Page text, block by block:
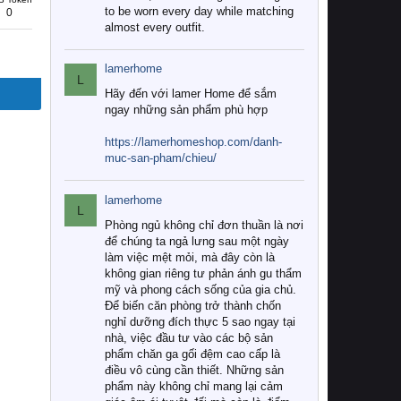
0
to be worn every day while matching
almost every outfit.
L
lamerhome
Hãy đến với lamer Home để sắm
ngay những sản phẩm phù hợp
https://lamerhomeshop.com/danh-
muc-san-pham/chieu/
L
lamerhome
Phòng ngủ không chỉ đơn thuần là nơi
để chúng ta ngả lưng sau một ngày
làm việc mệt mỏi, mà đây còn là
không gian riêng tư phản ánh gu thẩm
mỹ và phong cách sống của gia chủ.
Để biến căn phòng trở thành chốn
nghỉ dưỡng đích thực 5 sao ngay tại
nhà, việc đầu tư vào các bộ sản
phẩm chăn ga gối đệm cao cấp là
điều vô cùng cần thiết. Những sản
phẩm này không chỉ mang lại cảm